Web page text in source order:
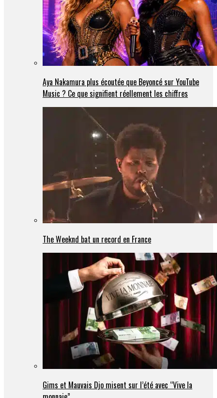
Aya Nakamura plus écoutée que Beyoncé sur YouTube
Music ? Ce que signifient réellement les chiffres
The Weeknd bat un record en France
Gims et Mauvais Djo misent sur l’été avec “Vive la